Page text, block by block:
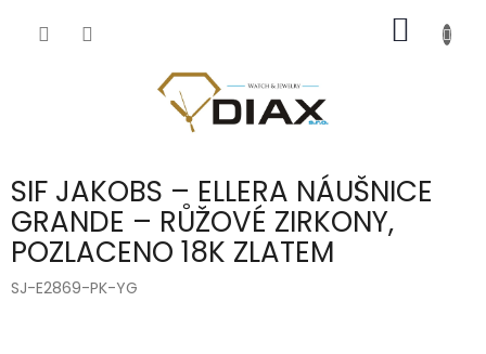
KOŠÍK
SIF JAKOBS – ELLERA NÁUŠNICE
GRANDE – RŮŽOVÉ ZIRKONY,
POZLACENO 18K ZLATEM
SJ-E2869-PK-YG